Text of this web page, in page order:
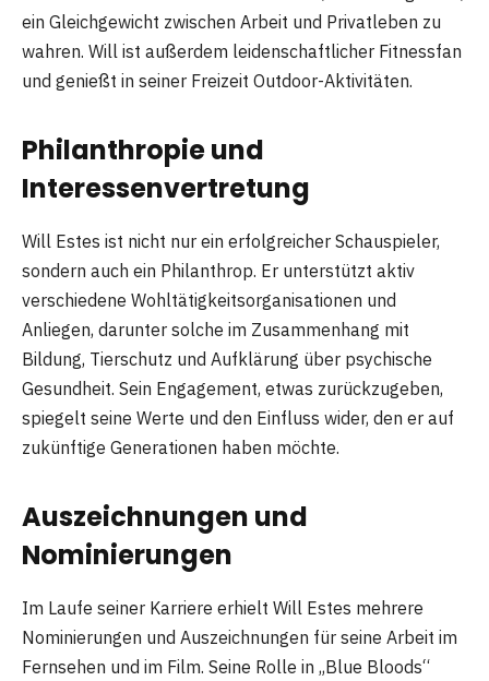
ein Gleichgewicht zwischen Arbeit und Privatleben zu
wahren. Will ist außerdem leidenschaftlicher Fitnessfan
und genießt in seiner Freizeit Outdoor-Aktivitäten.
Philanthropie und
Interessenvertretung
Will Estes ist nicht nur ein erfolgreicher Schauspieler,
sondern auch ein Philanthrop. Er unterstützt aktiv
verschiedene Wohltätigkeitsorganisationen und
Anliegen, darunter solche im Zusammenhang mit
Bildung, Tierschutz und Aufklärung über psychische
Gesundheit. Sein Engagement, etwas zurückzugeben,
spiegelt seine Werte und den Einfluss wider, den er auf
zukünftige Generationen haben möchte.
Auszeichnungen und
Nominierungen
Im Laufe seiner Karriere erhielt Will Estes mehrere
Nominierungen und Auszeichnungen für seine Arbeit im
Fernsehen und im Film. Seine Rolle in „Blue Bloods“